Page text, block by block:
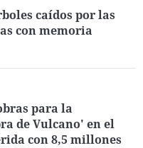
caídos por las
con memoria
para la
de Vulcano' en el
con 8,5 millones